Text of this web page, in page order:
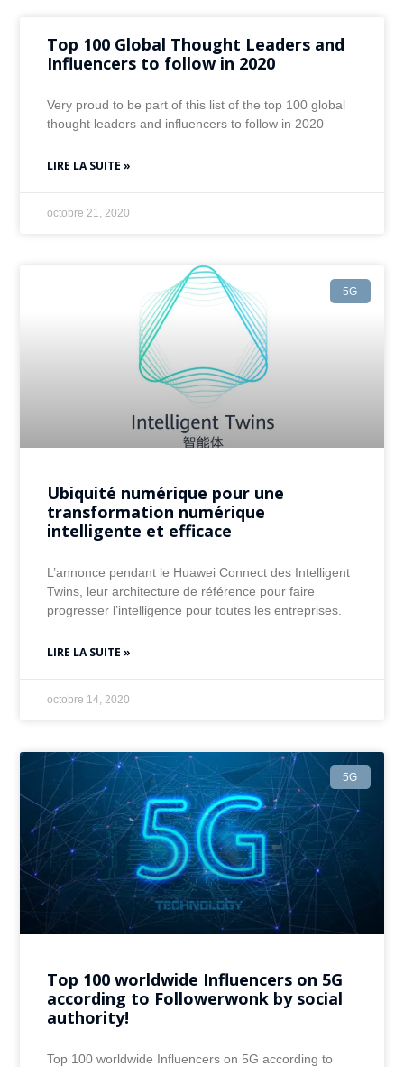
Top 100 Global Thought Leaders and
Influencers to follow in 2020
Very proud to be part of this list of the top 100 global
thought leaders and influencers to follow in 2020
LIRE LA SUITE »
octobre 21, 2020
5G
Ubiquité numérique pour une
transformation numérique
intelligente et efficace
L’annonce pendant le Huawei Connect des Intelligent
Twins, leur architecture de référence pour faire
progresser l’intelligence pour toutes les entreprises.
LIRE LA SUITE »
octobre 14, 2020
5G
Top 100 worldwide Influencers on 5G
according to Followerwonk by social
authority!
Top 100 worldwide Influencers on 5G according to